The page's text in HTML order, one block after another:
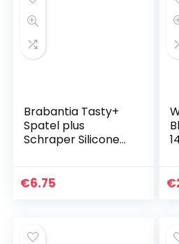
Brabantia Tasty+
Spatel plus
Schraper Siliconen
€6.75 €